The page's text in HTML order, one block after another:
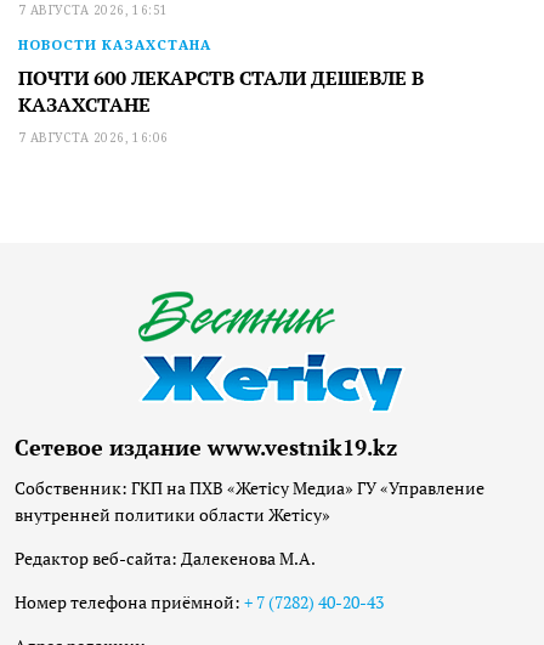
7 АВГУСТА 2026, 16:51
НОВОСТИ КАЗАХСТАНА
ПОЧТИ 600 ЛЕКАРСТВ СТАЛИ ДЕШЕВЛЕ В
КАЗАХСТАНЕ
7 АВГУСТА 2026, 16:06
Сетевое издание www.vestnik19.kz
Собственник: ГКП на ПХВ «Жетісу Медиа» ГУ «Управление
внутренней политики области Жетісу»
Редактор веб-сайта: Далекенова М.А.
Номер телефона приёмной: + 7 (7282) 40-20-43